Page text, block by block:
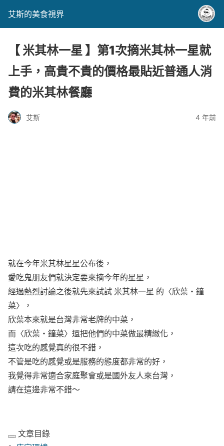
艾斯的美食視界
【 米其林一星 】第1次摘米其林一星就
上手，高貴不貴的價格最貼近普通人消
費的米其林餐廳
艾斯 4 年前
就在今年米其林星星公布後，
愛吃鬼朋友們就決定要來摘今年的星星，
經過熱烈討論之後就先來試試 米其林一星 的〈欣葉・鐘
菜〉，
欣葉本來就是台灣非常老牌的中菜，
而〈欣葉・鐘菜〉還把他們的中菜做最精緻化，
這次吃的感覺真的很不錯，
不管是吃的感覺或是服務的態度都非常的好，
我覺得非常適合家庭聚會或是國外友人來台灣，
請在這邊非常不錯～
文章目錄